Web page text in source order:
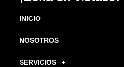
INICIO
NOSOTROS
SERVICIOS